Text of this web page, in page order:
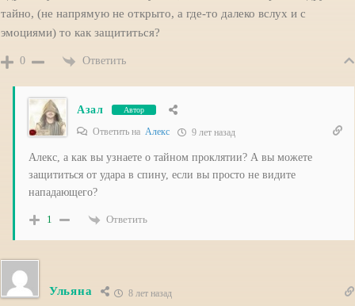
тайно, (не напрямую не открыто, а где-то далеко вслух и с
эмоциями) то как защититься?
0 Ответить
Азал Автор
Ответить на Алекс 9 лет назад
Алекс, а как вы узнаете о тайном проклятии? А вы можете
защититься от удара в спину, если вы просто не видите
нападающего?
1 Ответить
Ульяна 8 лет назад